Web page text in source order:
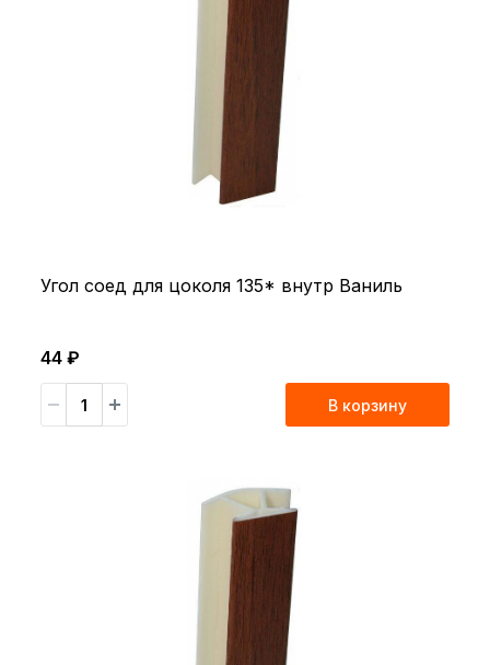
Угол соед для цоколя 135* внутр Ваниль
44 ₽
В корзину